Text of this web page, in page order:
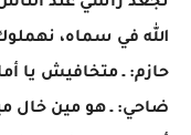
الله في سماه،
حازم: ـ متخافيش يا
ضاحي: ـ هو مين خال